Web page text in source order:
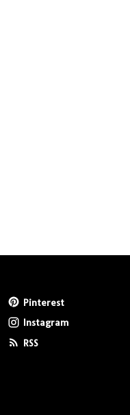
Pinterest
Instagram
RSS